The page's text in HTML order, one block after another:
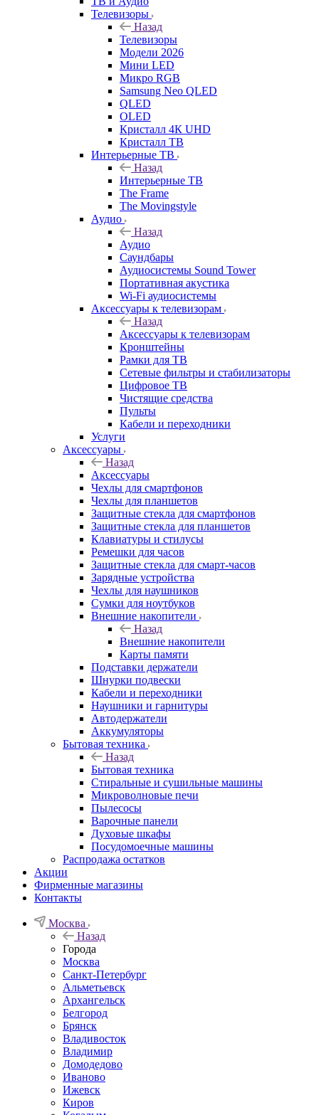
Телевизоры
Назад
Телевизоры
Модели 2026
Мини LED
Микро RGB
Samsung Neo QLED
QLED
OLED
Кристалл 4К UHD
Кристалл ТВ
Интерьерные ТВ
Назад
Интерьерные ТВ
The Frame
The Movingstyle
Аудио
Назад
Аудио
Саундбары
Аудиосистемы Sound Tower
Портативная акустика
Wi-Fi аудиосистемы
Аксессуары к телевизорам
Назад
Аксессуары к телевизорам
Кронштейны
Рамки для ТВ
Сетевые фильтры и стабилизаторы
Цифровое ТВ
Чистящие средства
Пульты
Кабели и переходники
Услуги
Аксессуары
Назад
Аксессуары
Чехлы для смартфонов
Чехлы для планшетов
Защитные стекла для смартфонов
Защитные стекла для планшетов
Клавиатуры и стилусы
Ремешки для часов
Защитные стекла для смарт-часов
Зарядные устройства
Чехлы для наушников
Сумки для ноутбуков
Внешние накопители
Назад
Внешние накопители
Карты памяти
Подставки держатели
Шнурки подвески
Кабели и переходники
Наушники и гарнитуры
Автодержатели
Аккумуляторы
Бытовая техника
Назад
Бытовая техника
Стиральные и сушильные машины
Микроволновые печи
Пылесосы
Варочные панели
Духовые шкафы
Посудомоечные машины
Распродажа остатков
Акции
Фирменные магазины
Контакты
Москва
Назад
Города
Москва
Санкт-Петербург
Альметьевск
Архангельск
Белгород
Брянск
Владивосток
Владимир
Домодедово
Иваново
Ижевск
Киров